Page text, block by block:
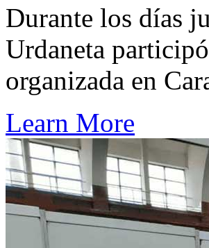
Durante los días
Urdaneta
organizada en
Learn More